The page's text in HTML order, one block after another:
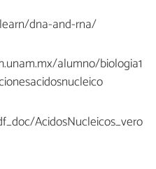
dna-and-rna/
alumno/biologia1
AcidosNucleicos_vero